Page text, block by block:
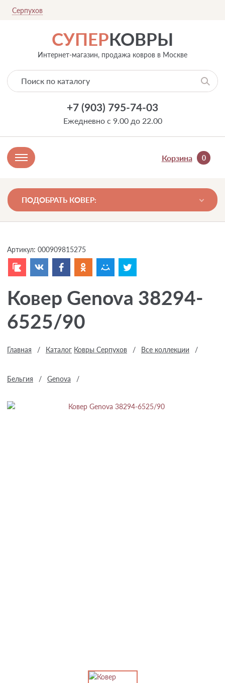
Серпухов
СУПЕРКОВРЫ
Интернет-магазин, продажа ковров в Москве
+7 (903) 795-74-03
Ежедневно с 9.00 до 22.00
Корзина 0
ПОДОБРАТЬ КОВЕР:
Артикул: 000909815275
Ковер Genova 38294-
6525/90
Главная / Каталог Ковры Серпухов / Все коллекции /
Бельгия / Genova /